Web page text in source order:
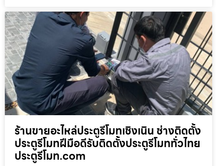
ร้านขายอะไหล่ประตูรีโมทเชิงเนิน ช่างติดตั้ง
ประตูรีโมทฝีมือดีรับติดตั้งประตูรีโมททั่วไทย
ประตูรีโมท.com